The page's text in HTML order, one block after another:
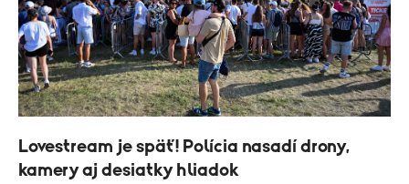
Lovestream je späť! Polícia nasadí drony,
kamery aj desiatky hliadok